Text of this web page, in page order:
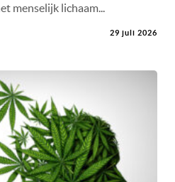
menselijk lichaam...
29 juli 2026